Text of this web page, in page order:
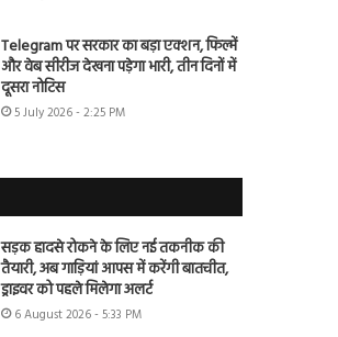
Telegram पर सरकार का बड़ा एक्शन, फिल्में
और वेब सीरीज देखना पड़ेगा भारी, तीन दिनों में
दूसरा नोटिस
5 July 2026 - 2:25 PM
सड़क हादसे रोकने के लिए नई तकनीक की
तैयारी, अब गाड़ियां आपस में करेंगी बातचीत,
ड्राइवर को पहले मिलेगा अलर्ट
6 August 2026 - 5:33 PM